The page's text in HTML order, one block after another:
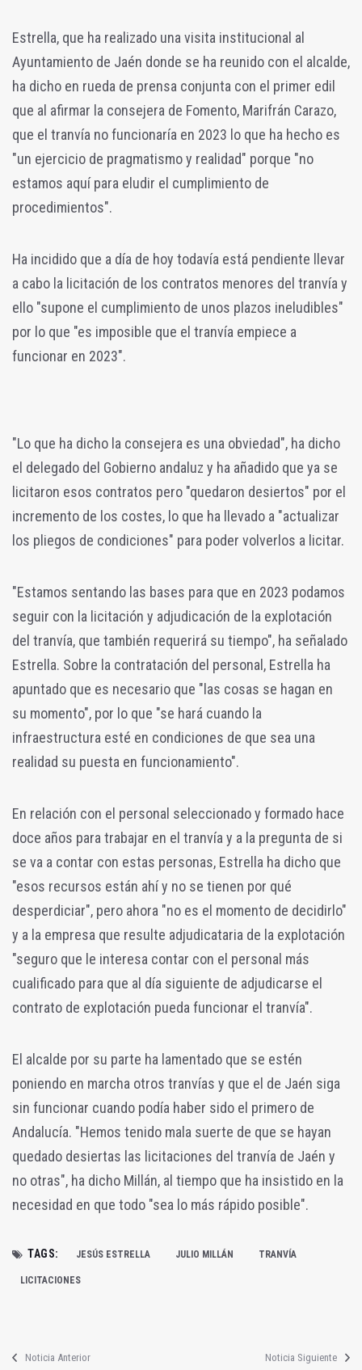
Estrella, que ha realizado una visita institucional al
Ayuntamiento de Jaén donde se ha reunido con el alcalde,
ha dicho en rueda de prensa conjunta con el primer edil
que al afirmar la consejera de Fomento, Marifrán Carazo,
que el tranvía no funcionaría en 2023 lo que ha hecho es
"un ejercicio de pragmatismo y realidad" porque "no
estamos aquí para eludir el cumplimiento de
procedimientos".
Ha incidido que a día de hoy todavía está pendiente llevar
a cabo la licitación de los contratos menores del tranvía y
ello "supone el cumplimiento de unos plazos ineludibles"
por lo que "es imposible que el tranvía empiece a
funcionar en 2023".
"Lo que ha dicho la consejera es una obviedad", ha dicho
el delegado del Gobierno andaluz y ha añadido que ya se
licitaron esos contratos pero "quedaron desiertos" por el
incremento de los costes, lo que ha llevado a "actualizar
los pliegos de condiciones" para poder volverlos a licitar.
"Estamos sentando las bases para que en 2023 podamos
seguir con la licitación y adjudicación de la explotación
del tranvía, que también requerirá su tiempo", ha señalado
Estrella. Sobre la contratación del personal, Estrella ha
apuntado que es necesario que "las cosas se hagan en
su momento", por lo que "se hará cuando la
infraestructura esté en condiciones de que sea una
realidad su puesta en funcionamiento".
En relación con el personal seleccionado y formado hace
doce años para trabajar en el tranvía y a la pregunta de si
se va a contar con estas personas, Estrella ha dicho que
"esos recursos están ahí y no se tienen por qué
desperdiciar", pero ahora "no es el momento de decidirlo"
y a la empresa que resulte adjudicataria de la explotación
"seguro que le interesa contar con el personal más
cualificado para que al día siguiente de adjudicarse el
contrato de explotación pueda funcionar el tranvía".
El alcalde por su parte ha lamentado que se estén
poniendo en marcha otros tranvías y que el de Jaén siga
sin funcionar cuando podía haber sido el primero de
Andalucía. "Hemos tenido mala suerte de que se hayan
quedado desiertas las licitaciones del tranvía de Jaén y
no otras", ha dicho Millán, al tiempo que ha insistido en la
necesidad en que todo "sea lo más rápido posible".
TAGS: JESÚS ESTRELLA JULIO MILLÁN TRANVÍA
LICITACIONES
Noticia Anterior Noticia Siguiente